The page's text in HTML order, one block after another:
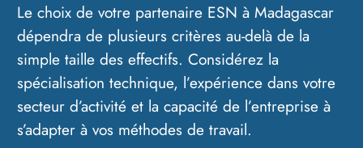
Le choix de votre partenaire ESN à Madagascar
dépendra de plusieurs critères au-delà de la
simple taille des effectifs. Considérez la
spécialisation technique, l’expérience dans votre
secteur d’activité et la capacité de l’entreprise à
s’adapter à vos méthodes de travail.